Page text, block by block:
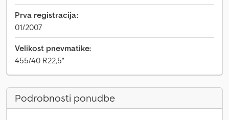
Prva registracija:
01/2007
Velikost pnevmatike:
455/40 R22,5"
Podrobnosti ponudbe